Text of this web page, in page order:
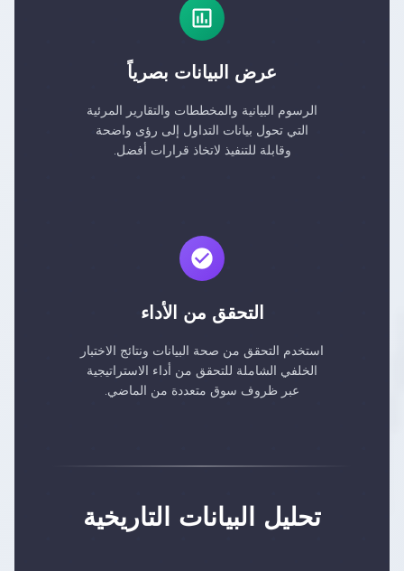
عرض البيانات بصرياً
الرسوم البيانية والمخططات والتقارير المرئية
التي تحول بيانات التداول إلى رؤى واضحة
وقابلة للتنفيذ لاتخاذ قرارات أفضل.
التحقق من الأداء
استخدم التحقق من صحة البيانات ونتائج الاختبار
الخلفي الشاملة للتحقق من أداء الاستراتيجية
عبر ظروف سوق متعددة من الماضي.
تحليل البيانات التاريخية